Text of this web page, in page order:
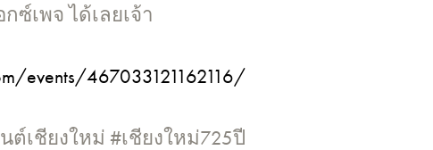
ซ์เพจ ได้เลยเจ้า
events/467033121162116/
เชียงใหม่ #เชียงใหม่725ปี